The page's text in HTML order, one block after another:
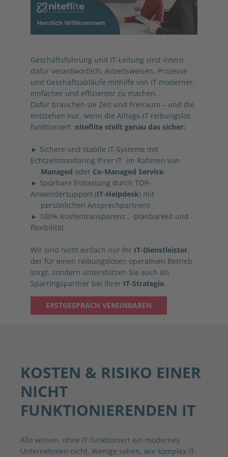
Geschäftsführung und IT-Leitung sind intern
dafür verantwortlich, Arbeitsweisen, Prozesse
und Geschäftsabläufe mithilfe von IT moderner,
einfacher und effizienter zu machen.
Dafür brauchen sie Zeit und Freiraum – und die
entstehen nur, wenn die Alltags-IT reibungslos
funktioniert. niteflite stellt genau das sicher:
► Sichere und stabile IT-Systeme mit
Echtzeitmonitoring Ihrer IT im Rahmen von
Managed oder Co-Managed Service
► Spürbare Entlastung durch TOP-
Anwendersupport (IT-Helpdesk) mit
persönlichen Ansprechpartnern
► 100% Kostentransparenz , -planbarkeit und -
flexibilität
Wir sind nicht einfach nur Ihr IT-Dienstleister,
der für einen reibungslosen operativen Betrieb
sorgt, sondern unterstützen Sie auch als
Sparringspartner bei Ihrer IT-Strategie.
ERSTGESPRÄCH VEREINBAREN
KOSTEN & RISIKO EINER
NICHT
FUNKTIONIERENDEN IT
Alle wissen, ohne IT funktioniert ein modernes
Unternehmen nicht. Wenige sehen, wie komplex IT-